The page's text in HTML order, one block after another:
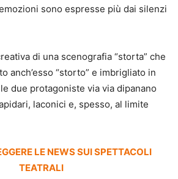
sono espresse più dai silenzi
di una scenografia “storta” che
anch’esso “storto” e imbrigliato in
due protagoniste via via dipanano
laconici e, spesso, al limite
LE NEWS SUI SPETTACOLI
TEATRALI